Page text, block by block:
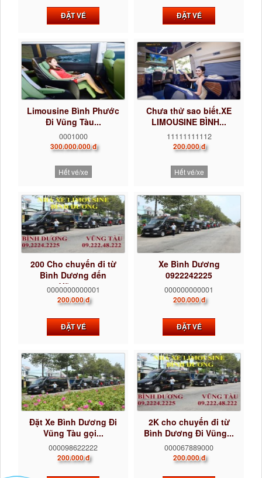
ĐẶT VÉ ĐẶT VÉ
Limousine Bình Phước
Đi Vũng Tàu...
0001000
300.000.000 đ
Hết vé/xe
Chưa thử sao biết.XE
LIMOUSINE BÌNH...
11111111112
200.000 đ
Hết vé/xe
200 Cho chuyến đi từ
Bình Dương đến
Vũng...
0000000000001
200.000 đ
ĐẶT VÉ
Xe Bình Dương
0922242225
000000000001
200.000 đ
ĐẶT VÉ
Đặt Xe Bình Dương Đi
Vũng Tàu gọi...
000098622222
200.000 đ
2K cho chuyến đi từ
Bình Dương Đi Vũng...
000067889000
200.000 đ